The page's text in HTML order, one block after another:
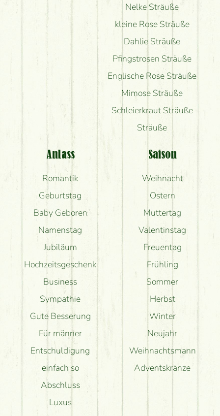
Nelke Sträuße
kleine Rose Sträuße
Dahlie Sträuße
Pfingstrosen Sträuße
Englische Rose Sträuße
Mimose Sträuße
Schleierkraut Sträuße
Sträuße
Anlass
Romantik
Geburtstag
Baby Geboren
Namenstag
Jubiläum
Hochzeitsgeschenk
Business
Sympathie
Gute Besserung
Für männer
Entschuldigung
einfach so
Abschluss
Luxus
Saison
Weihnacht
Ostern
Muttertag
Valentinstag
Freuentag
Frühling
Sommer
Herbst
Winter
Neujahr
Weihnachtsmann
Adventskränze